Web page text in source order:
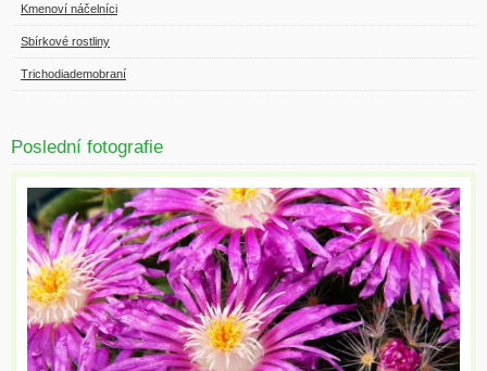
Kmenoví náčelníci
Sbírkové rostliny
Trichodiademobraní
Poslední fotografie